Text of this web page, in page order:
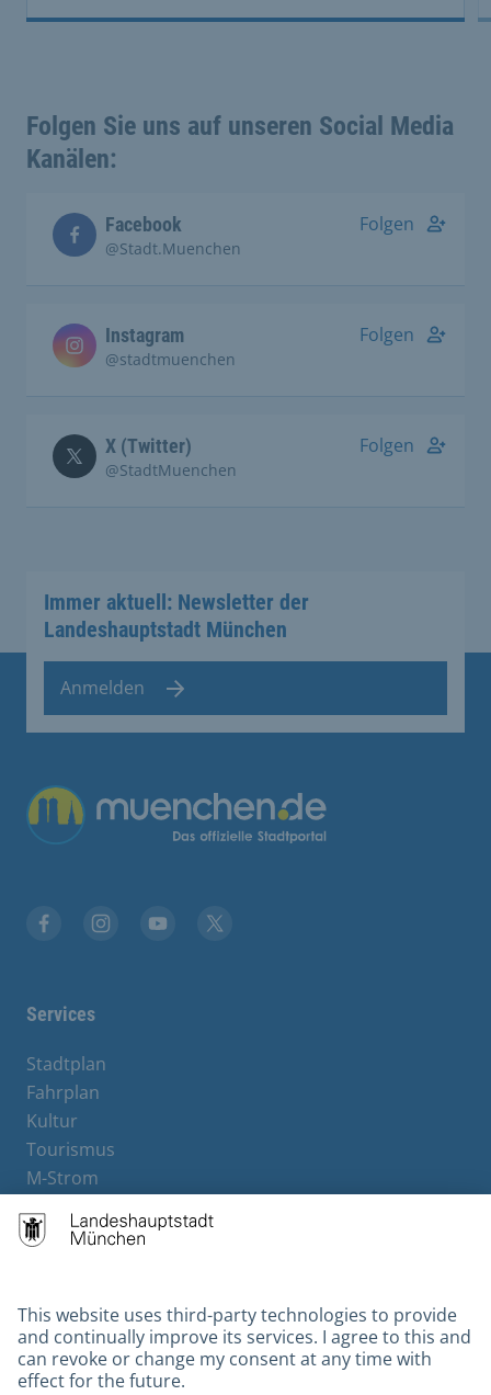
Folgen Sie uns auf unseren Social Media
Kanälen:
Facebook
@Stadt.Muenchen
Folgen
Instagram
@stadtmuenchen
Folgen
X (Twitter)
@StadtMuenchen
Folgen
Immer aktuell: Newsletter der
Landeshauptstadt München
Anmelden
Übergreifende Links
Services
Stadtplan
Fahrplan
Kultur
Tourismus
M-Strom
Hotels
Contact
Barrierefreiheit